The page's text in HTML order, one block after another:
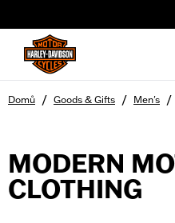
Domů / Goods & Gifts / Men's /
MODERN
CLOTHING